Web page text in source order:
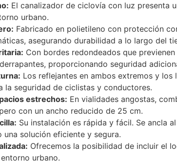
El canalizador de ciclovía con luz presenta
urbano.
Fabricado en polietileno con protección
asegurando durabilidad a lo largo del
Con bordes redondeados que
proporcionando seguridad
Los reflejantes en ambos extremos y
la seguridad de ciclistas y conductores.
estrechos: En vialidades angostas,
con un ancho reducido de 25 cm.
Su instalación es rápida y fácil. Se ancla
una solución eficiente y segura.
Ofrecemos la posibilidad de incluir el
urbano.